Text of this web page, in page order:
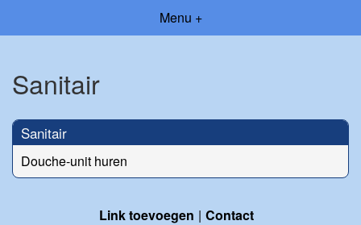
Menu +
Sanitair
Sanitair
Douche-unit huren
Link toevoegen Contact